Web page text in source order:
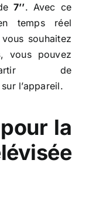
7’’. Avec ce
temps réel
souhaitez
, vous pouvez
de
l’appareil.
la